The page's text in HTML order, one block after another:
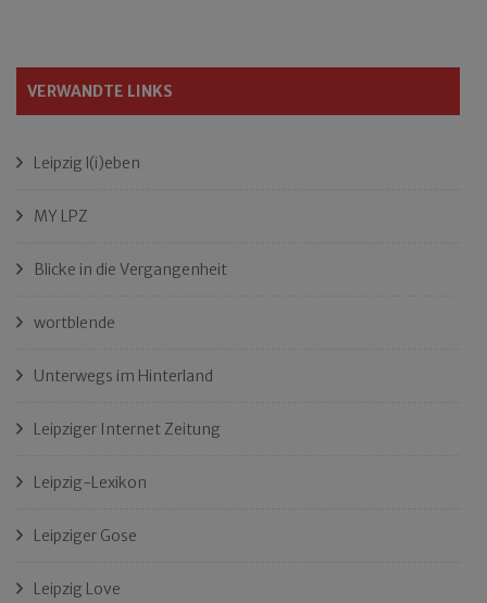
VERWANDTE LINKS
Leipzig l(i)eben
MY LPZ
Blicke in die Vergangenheit
wortblende
Unterwegs im Hinterland
Leipziger Internet Zeitung
Leipzig-Lexikon
Leipziger Gose
Leipzig Love